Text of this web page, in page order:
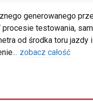
generowanego
testowania,
od środka toru jazdy
... zobacz całość